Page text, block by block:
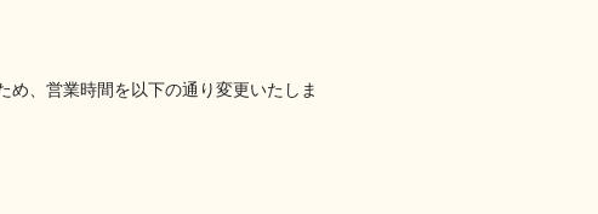
、営業時間を以下の通り変更いたしま